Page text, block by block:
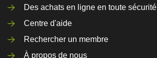
Des achats en ligne en toute sécurité
Centre d'aide
Rechercher un membre
À propos de nous